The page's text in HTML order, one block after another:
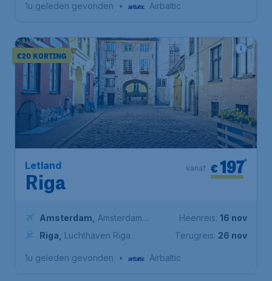
1u geleden gevonden • Airbaltic
€20 KORTING
Letland
Riga
€197*
vanaf
Amsterdam
Amsterdam
Airport Schiphol
Riga Luchthaven Riga
Heenreis: 16 nov
Terugreis: 26 nov
1u geleden gevonden • Airbaltic